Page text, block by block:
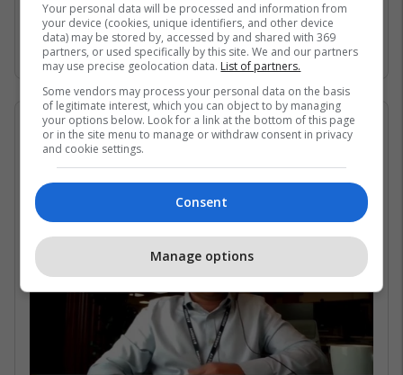
Gjirin Persik dhe nuk janë në gjendje të arrijnë
në det të hapur për shkak të bllokadës
iraniane. /Telegrafi/
07/05/2026 • 16:19
Në çfarë kushtesh mund të
rihapet Ngushtica e Hormuzit?
Your personal data will be processed and information from
your device (cookies, unique identifiers, and other device
data) may be stored by, accessed by and shared with 369
partners, or used specifically by this site. We and our partners
may use precise geolocation data. List of partners.
Some vendors may process your personal data on the basis
of legitimate interest, which you can object to by managing
your options below. Look for a link at the bottom of this page
or in the site menu to manage or withdraw consent in privacy
and cookie settings.
Consent
Manage options